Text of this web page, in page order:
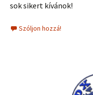
sok sikert kívánok!
Szóljon hozzá!